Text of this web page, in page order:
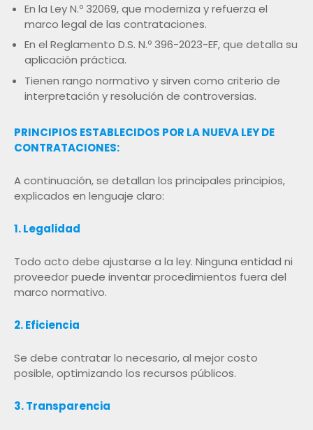
En la Ley N.º 32069, que moderniza y refuerza el
marco legal de las contrataciones.
En el Reglamento D.S. N.º 396-2023-EF, que detalla su
aplicación práctica.
Tienen rango normativo y sirven como criterio de
interpretación y resolución de controversias.
PRINCIPIOS ESTABLECIDOS POR LA NUEVA LEY DE
CONTRATACIONES:
A continuación, se detallan los principales principios,
explicados en lenguaje claro:
1. Legalidad
Todo acto debe ajustarse a la ley. Ninguna entidad ni
proveedor puede inventar procedimientos fuera del
marco normativo.
2. Eficiencia
Se debe contratar lo necesario, al mejor costo
posible, optimizando los recursos públicos.
3. Transparencia